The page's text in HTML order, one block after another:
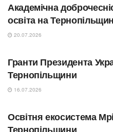
Академічна
освіта на
20.07.2026
Гранти Президента
Тернопільщини
16.07.2026
Освітня екосистема